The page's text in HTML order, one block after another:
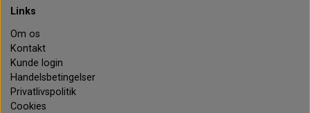
Links
Om os
Kontakt
Kunde login
Handelsbetingelser
Privatlivspolitik
Cookies